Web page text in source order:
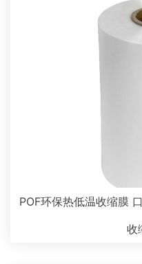
POF环保热低温收缩膜
收